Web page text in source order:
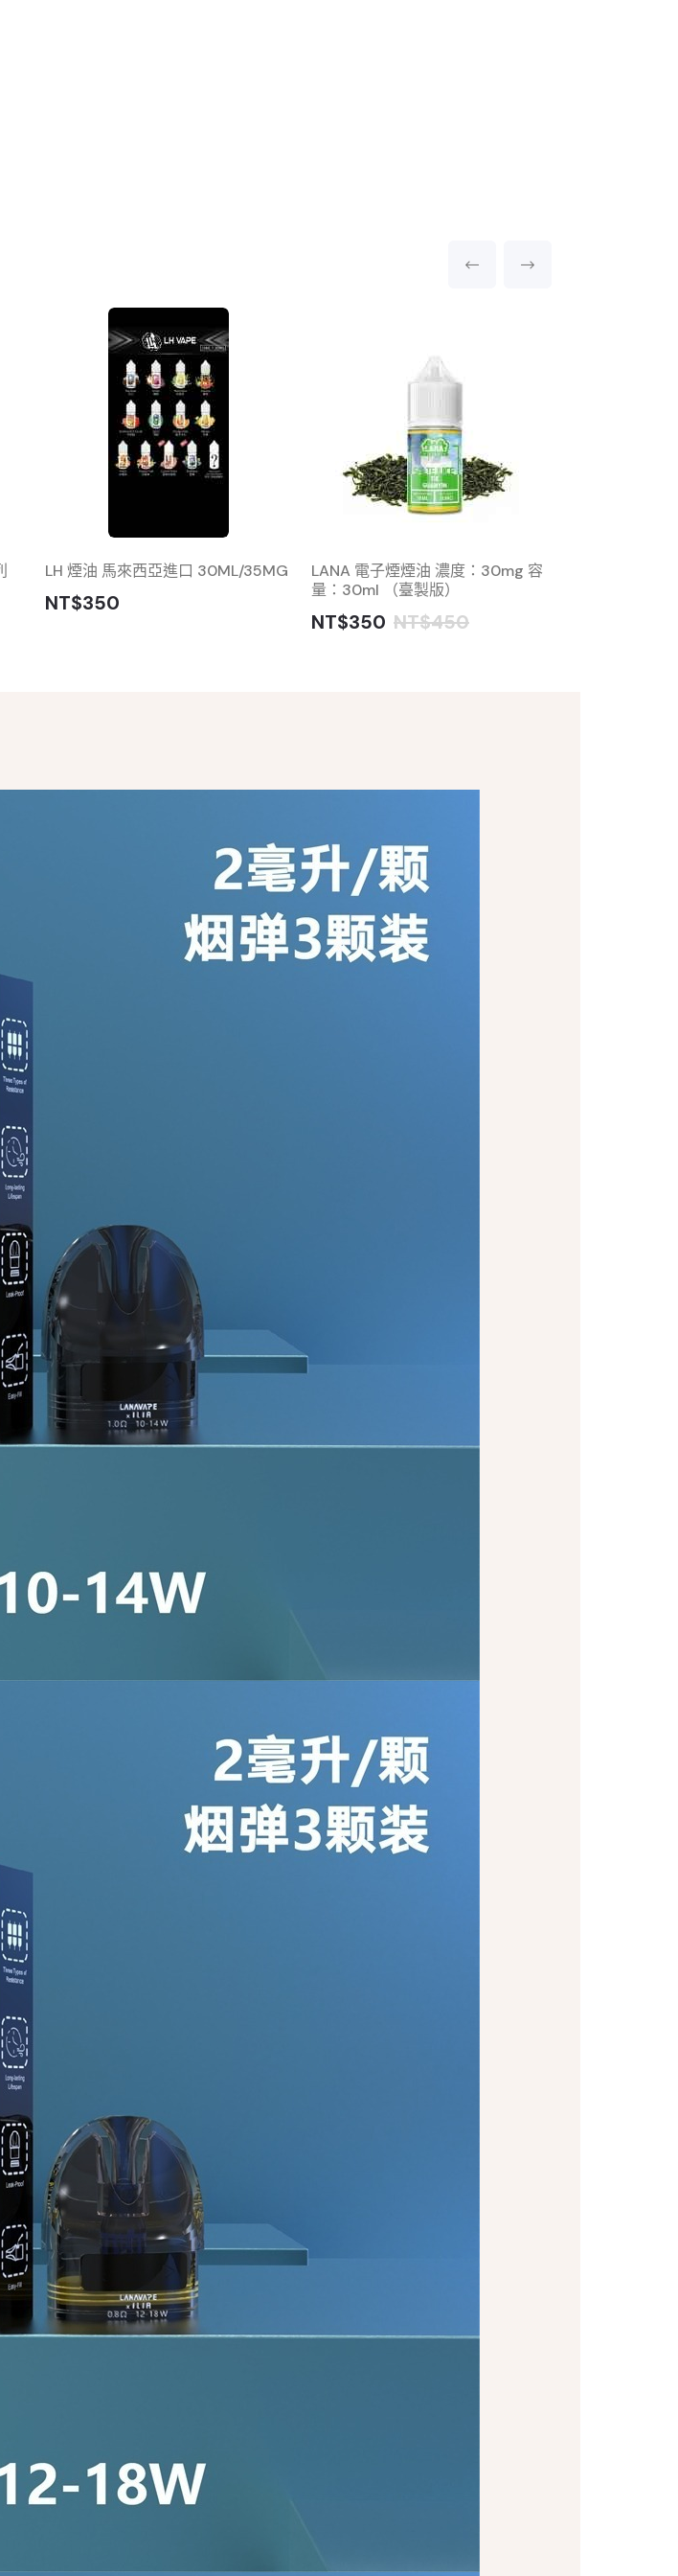
LH 煙油 馬來西亞進口 30ML/35MG
NT$350
LANA 電子煙煙油 濃度：30mg 容
量：30ml （臺製版）
NT$350 NT$450